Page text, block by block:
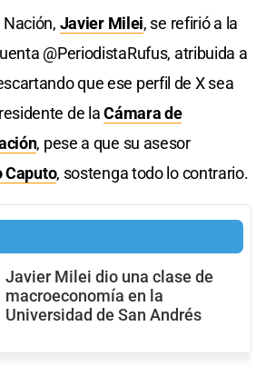
Javier Milei, se refirió a la
@PeriodistaRufus, atribuida a
que ese perfil de X sea
de laCámara de
, pese a que su asesor
Caputo, sostenga todo lo contrario.
Javier Milei dio una clase de
macroeconomía en la
Universidad de San Andrés